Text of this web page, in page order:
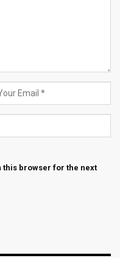
this browser for the next